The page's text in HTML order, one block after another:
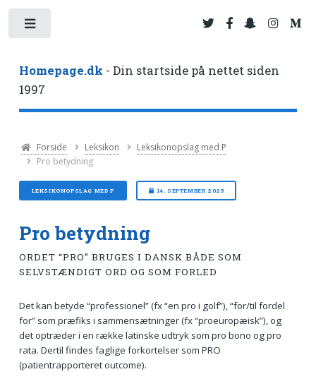
Homepage.dk - Din startside på nettet siden
1997
Forside Leksikon
Leksikonopslag med P
Pro betydning
LEKSIKONOPSLAG MED P 14. SEPTEMBER 2025
Pro betydning
ORDET “PRO” BRUGES I DANSK BÅDE SOM
SELVSTÆNDIGT ORD OG SOM FORLED
Det kan betyde “professionel” (fx “en pro i golf”), “for/til fordel
for” som præfiks i sammensætninger (fx “proeuropæisk”), og
det optræder i en række latinske udtryk som pro bono og pro
rata. Dertil findes faglige forkortelser som PRO
(patientrapporteret outcome).